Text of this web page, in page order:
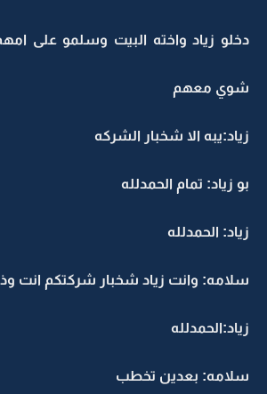
دخلو زياد واخته البيت وسلمو على
شوي معهم
زياد:يبه الا شخبار الشركه
بو زياد: تمام الحمدلله
زياد: الحمدلله
سلامه: وانت زياد شخبار شركتكم انت
زياد:الحمدلله
سلامه: بعدين تخطب